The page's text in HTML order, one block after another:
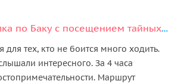
Вечерняя прогулка по Баку с посещением тайных мест
для тех, кто не боится много ходить.
интересного. За 4 часа
Маршрут